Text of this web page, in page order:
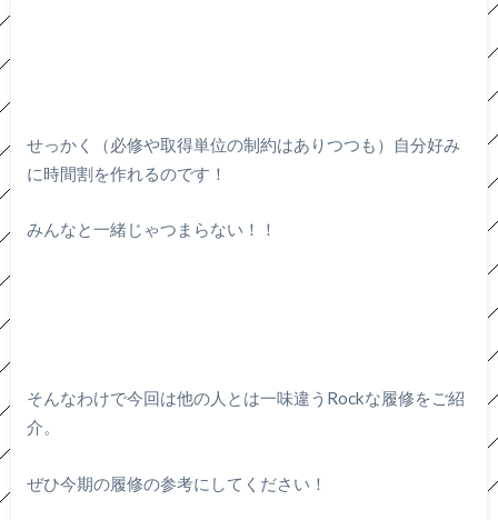
せっかく（必修や取得単位の制約はありつつも）自分好み
に時間割を作れるのです！
みんなと一緒じゃつまらない！！
そんなわけで今回は他の人とは一味違うRockな履修をご紹
介。
ぜひ今期の履修の参考にしてください！